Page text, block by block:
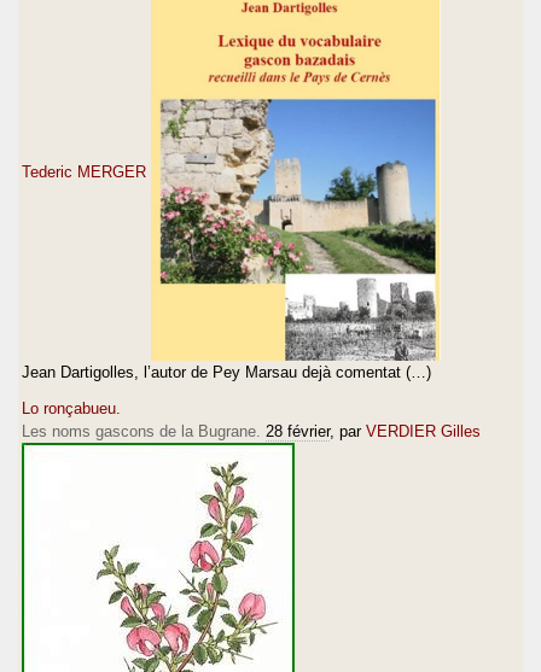
Tederic MERGER
Jean Dartigolles, l’autor de Pey Marsau dejà comentat (…)
Lo ronçabueu.
Les noms gascons de la Bugrane. 28 février, par VERDIER Gilles